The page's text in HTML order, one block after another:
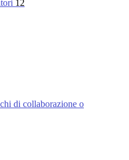
12
di collaborazione o